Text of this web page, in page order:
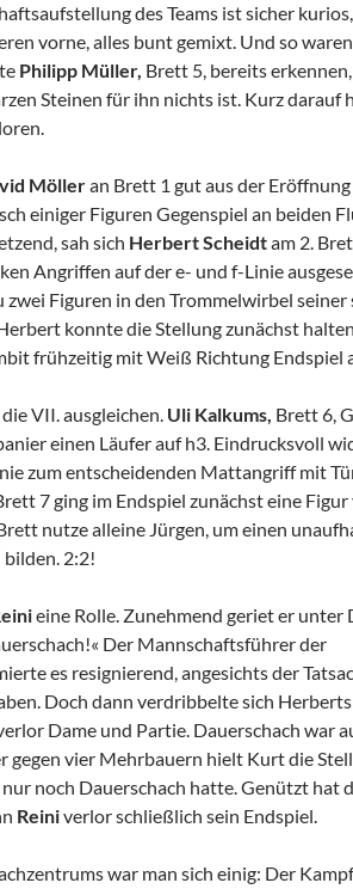
des Teams ist sicher
vorne, alles bunt gemixt. Und so
Philipp Müller, Brett 5, bereits
Steinen für ihn nichts ist. Kurz darauf
Mölleran Brett 1 gut aus der
einiger Figuren Gegenspiel an beiden
sah sich Herbert Scheidtam 2.
Angriffen auf der e- und f-Linie
zwei Figuren in den Trommelwirbel seiner
konnte die Stellung zunächst
frühzeitig mit Weiß Richtung Endspiel
VII. ausgleichen. Uli Kalkums, Brett 6,
einen Läufer auf h3. Eindrucksvoll
zum entscheidenden Mattangriff mit
7 ging im Endspiel zunächst eine
nutze alleine Jürgen, um einen
2:2!
eine Rolle. Zunehmend geriet er unter
Der Mannschaftsführer der
es resignierend, angesichts der
Doch dann verdribbelte sich
Dame und Partie. Dauerschach war
gegen vier Mehrbauern hielt Kurt die
noch Dauerschach hatte. Genützt hat
Reiniverlor schließlich sein Endspiel.
war man sich einig: Der